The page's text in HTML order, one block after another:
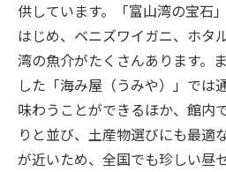
供しています。「富山湾の宝石
はじめ、ベニズワイガニ、ホタ
湾の魚介がたくさんあります。
した「海み屋（うみや）」では
味わうことができるほか、館内
りと並び、土産物選びにも最適
が近いため、全国でも珍しい昼